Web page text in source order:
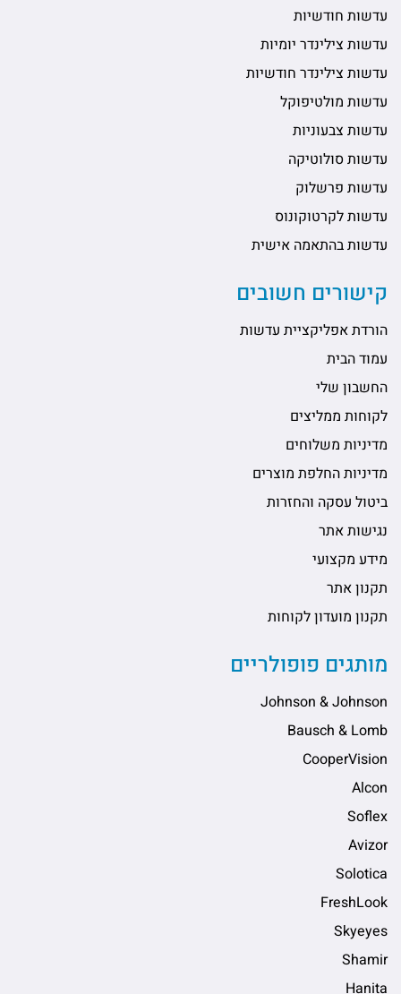
עדשות חודשיות
עדשות צילינדר יומיות
עדשות צילינדר חודשיות
עדשות מולטיפוקל
עדשות צבעוניות
עדשות סולוטיקה
עדשות פרשלוק
עדשות לקרטוקונוס
עדשות בהתאמה אישית
קישורים חשובים
הורדת אפליקציית עדשות
עמוד הבית
החשבון שלי
לקוחות ממליצים
מדיניות משלוחים
מדיניות החלפת מוצרים
ביטול עסקה והחזרות
נגישות אתר
מידע מקצועי
תקנון אתר
תקנון מועדון לקוחות
מותגים פופולריים
Johnson & Johnson
Bausch & Lomb
CooperVision
Alcon
Soflex
Avizor
Solotica
FreshLook
Skyeyes
Shamir
Hanita